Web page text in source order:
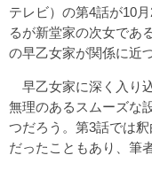
テレビ）の第4話が10
るが新堂家の次女であ
の早乙女家が関係に近
早乙女家に深く入り
無理のあるスムーズな
つだろう。第3話では
だったこともあり、筆